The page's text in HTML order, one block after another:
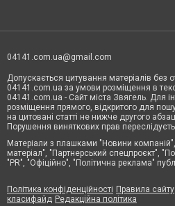
04141.com.ua@gmail.com
Допускається цитування матеріалів без
04141.com.ua за умови розміщення в
04141.com.ua - Сайт міста Звягель. Для
розміщення прямого, відкритого для
на цитовані статті не нижче другого
Порушення виняткових прав
Матеріали з плашками "Новини
матеріал", "Партнерський спецпроєкт",
"PR", "Офіційно", "Політична реклама"
Політика конфіденційності Правила сайту
класифайд Редакційна політика